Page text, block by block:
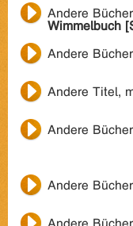
Andere
Wimmelbuch
Andere
Andere Titel,
Andere
Andere